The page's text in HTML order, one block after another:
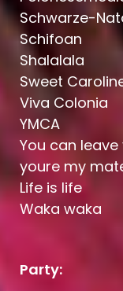
Schwarze-
Schifoan
Shalalala
Sweet
Viva Colonia
YMCA
You can
youre my
Life is life
Waka waka
Party: